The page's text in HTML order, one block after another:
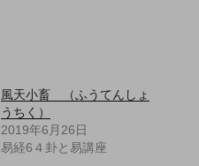
風天小畜 （ふうてんしょ
うちく）
2019年6月26日
易経6４卦と易講座